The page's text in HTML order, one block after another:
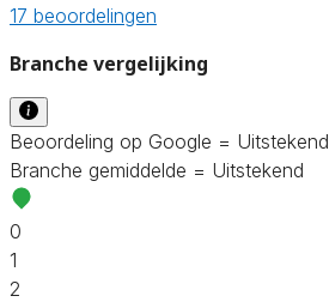
17 beoordelingen
Branche vergelijking
Beoordeling op Google = Uitstekend
Branche gemiddelde = Uitstekend
0
1
2